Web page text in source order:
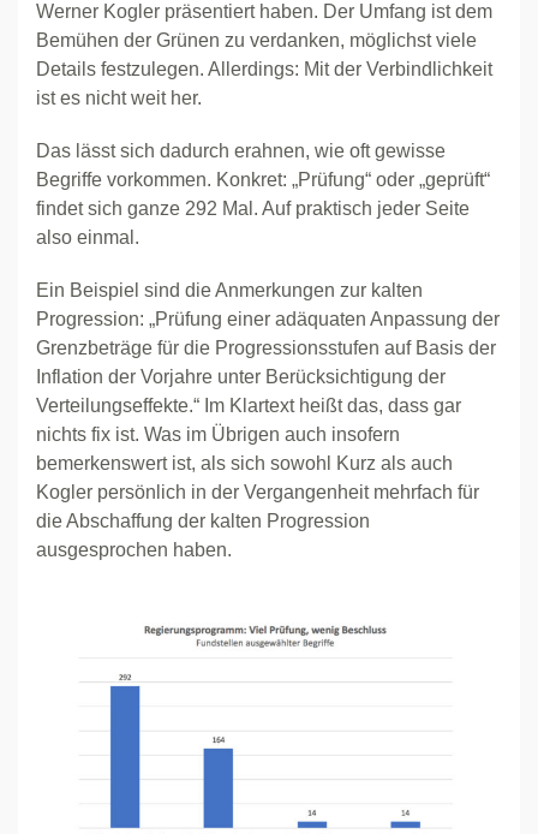
Werner Kogler präsentiert haben. Der Umfang ist dem
Bemühen der Grünen zu verdanken, möglichst viele
Details festzulegen. Allerdings: Mit der Verbindlichkeit
ist es nicht weit her.
Das lässt sich dadurch erahnen, wie oft gewisse
Begriffe vorkommen. Konkret: „Prüfung“ oder „geprüft“
findet sich ganze 292 Mal. Auf praktisch jeder Seite
also einmal.
Ein Beispiel sind die Anmerkungen zur kalten
Progression: „Prüfung einer adäquaten Anpassung der
Grenzbeträge für die Progressionsstufen auf Basis der
Inflation der Vorjahre unter Berücksichtigung der
Verteilungseffekte.“ Im Klartext heißt das, dass gar
nichts fix ist. Was im Übrigen auch insofern
bemerkenswert ist, als sich sowohl Kurz als auch
Kogler persönlich in der Vergangenheit mehrfach für
die Abschaffung der kalten Progression
ausgesprochen haben.